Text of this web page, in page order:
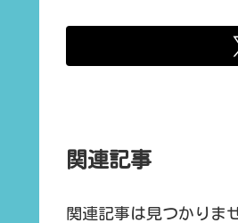
関連記事
関連記事は見つかりま